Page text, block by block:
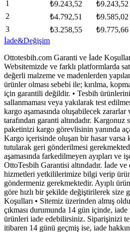
1 ₺9.243,52 ₺9.243,52
2
₺4.792,51 ₺9.585,02
3
₺3.258,55 ₺9.775,66
İade&Değişim
Ottotesbih.com Garanti ve İade
Websitemizde ve farklı platformlarda
değerli malzeme ve madenlerden
ürünler olması sebebi ile; kırılma,
için garantili değildir. • Tesbih
sallanmaması veya yakılarak test
kargo aşamasında oluşabilecek zararlar
tarafından garanti altındadır.
paketinizi kargo görevlisinin yanında
Kargo içerisinde oluşan bir hasar varsa
tutularak geri gönderilmesi
aşamasında farkedilmeyen ayıpları ve
OttoTesbih Garantisi altındadır. İade
hizmetleri yetkililerimize bilgi verip
göndermeniz gerekmektedir. Ayıplı
göre hızlı bir şekilde değiştirilerek size
Koşulları • Sitemiz üzerinden almış
çıkması durumunda 14 gün içinde,
ürünleri iade edebilirsiniz. Siparişinizi
itibaren 14 günü geçmiş ise, iade